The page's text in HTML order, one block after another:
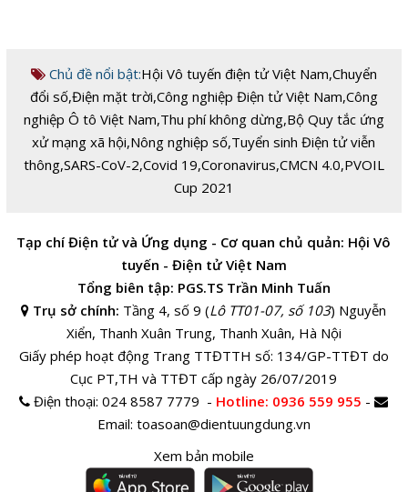
Chủ đề nổi bật:Hội Vô tuyến điện tử Việt Nam,Chuyển
đổi số,Điện mặt trời,Công nghiệp Điện tử Việt Nam,Công
nghiệp Ô tô Việt Nam,Thu phí không dừng,Bộ Quy tắc ứng
xử mạng xã hội,Nông nghiệp số,Tuyển sinh Điện tử viễn
thông,SARS-CoV-2,Covid 19,Coronavirus,CMCN 4.0,PVOIL
Cup 2021
Tạp chí Điện tử và Ứng dụng - Cơ quan chủ quản: Hội Vô
tuyến - Điện tử Việt Nam
Tổng biên tập: PGS.TS Trần Minh Tuấn
Trụ sở chính: Tầng 4, số 9 (Lô TT01-07, số 103) Nguyễn
Xiển, Thanh Xuân Trung, Thanh Xuân, Hà Nội
Giấy phép hoạt động Trang TTĐTTH số: 134/GP-TTĐT do
Cục PT,TH và TTĐT cấp ngày 26/07/2019
Điện thoại:024 8587 7779 - Hotline: 0936 559 955 -
Email: toasoan@dientuungdung.vn
Xem bản mobile